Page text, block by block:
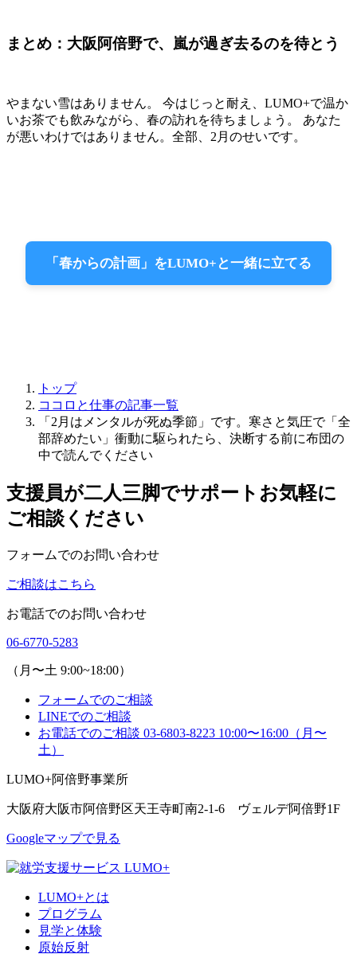
まとめ：大阪阿倍野で、嵐が過ぎ去るのを待とう
やまない雪はありません。 今はじっと耐え、LUMO+で温か
いお茶でも飲みながら、春の訪れを待ちましょう。 あなた
が悪いわけではありません。全部、2月のせいです。
「春からの計画」をLUMO+と一緒に立てる
トップ
ココロと仕事の記事一覧
「2月はメンタルが死ぬ季節」です。寒さと気圧で「全
部辞めたい」衝動に駆られたら、決断する前に布団の
中で読んでください
支援員が二人三脚でサポート お気軽に
ご相談ください
フォームでのお問い合わせ
ご相談はこちら
お電話でのお問い合わせ
06-6770-5283
（月〜土 9:00~18:00）
フォームでのご相談
LINEでのご相談
お電話でのご相談 03-6803-8223 10:00〜16:00（月〜
土）
LUMO+阿倍野事業所
大阪府大阪市阿倍野区天王寺町南2-1-6 ヴェルデ阿倍野1F
Googleマップで見る
LUMO+とは
プログラム
見学と体験
原始反射